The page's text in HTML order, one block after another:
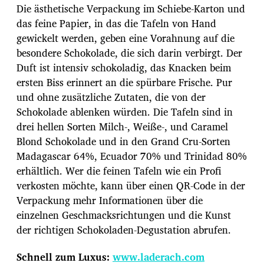
Die ästhetische Verpackung im Schiebe-Karton und
das feine Papier, in das die Tafeln von Hand
gewickelt werden, geben eine Vorahnung auf die
besondere Schokolade, die sich darin verbirgt. Der
Duft ist intensiv schokoladig, das Knacken beim
ersten Biss erinnert an die spürbare Frische. Pur
und ohne zusätzliche Zutaten, die von der
Schokolade ablenken würden. Die Tafeln sind in
drei hellen Sorten Milch-, Weiße-, und Caramel
Blond Schokolade und in den Grand Cru-Sorten
Madagascar 64%, Ecuador 70% und Trinidad 80%
erhältlich. Wer die feinen Tafeln wie ein Profi
verkosten möchte, kann über einen QR-Code in der
Verpackung mehr Informationen über die
einzelnen Geschmacksrichtungen und die Kunst
der richtigen Schokoladen-Degustation abrufen.
Schnell zum Luxus: www.laderach.com